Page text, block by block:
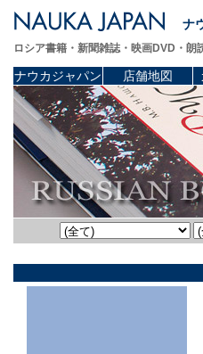
ナ
ロシア書籍・新聞雑誌・映画DVD・
ナウカジャパン 店舗地図